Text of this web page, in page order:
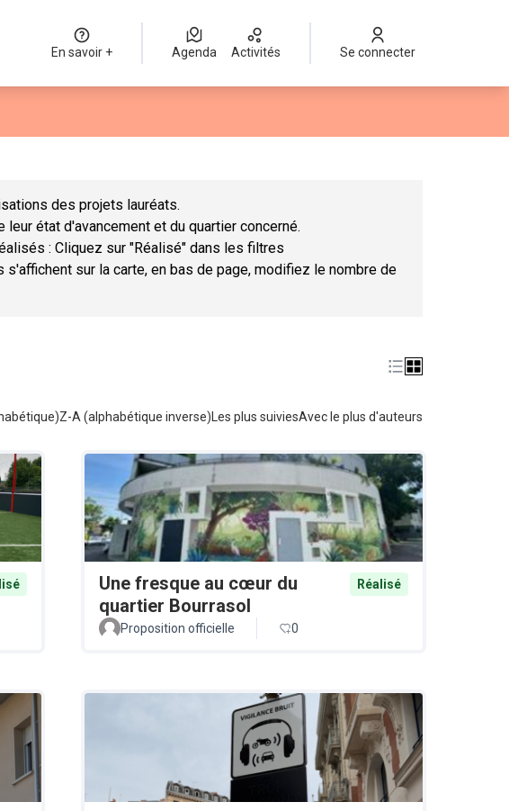
En savoir + Agenda Activités Se connecter
des projets lauréats.
état d'avancement et du quartier concerné.
: Cliquez sur "Réalisé" dans les filtres
sur la carte, en bas de page, modifiez le nombre de
Z-A (alphabétique inverse) Les plus suiviesAvec le plus d'auteurs
Une fresque au cœur du
quartier Bourrasol
Réalisé
Proposition officielle 0